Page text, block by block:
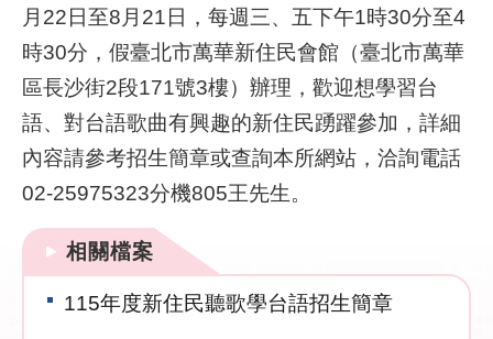
訊
網
路
服
務
線
查
月22日至8月21日，每週三、五下午1時30分至4
時30分，假臺北市萬華新住民會館（臺北市萬華
區長沙街2段171號3樓）辦理，歡迎想學習台
語、對台語歌曲有興趣的新住民踴躍參加，詳細
內容請參考招生簡章或查詢本所網站，洽詢電話
02-25975323分機805王先生。
相關檔案
115年度新住民聽歌學台語招生簡章